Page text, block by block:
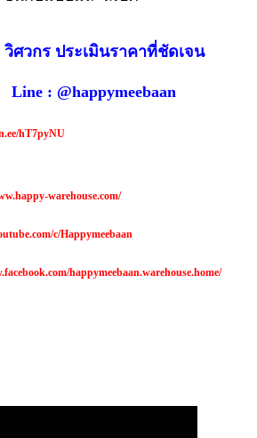
ศวกร ประเมินราคาที่ชัดเจน
: @happymeebaan
hT7pyNU
warehouse.com/
c/Happymeebaan
happymeebaan.warehouse.home/